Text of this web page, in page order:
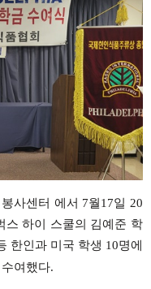
사센터 에서 7월17일 20
스 하이 스쿨의 김예준 학
한인과 미국 학생 10명에
수여했다.